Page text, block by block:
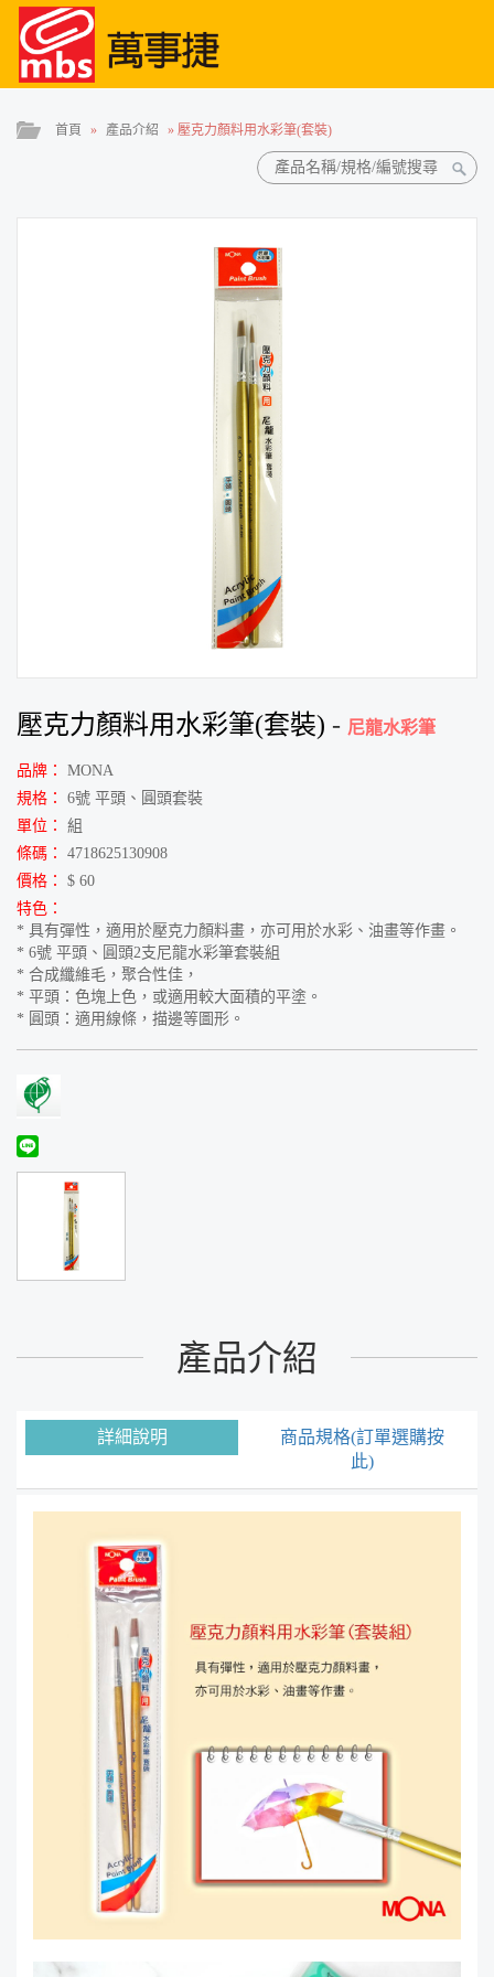
首頁 » 產品介紹 » 壓克力顏料用水彩筆(套裝)
壓克力顏料用水彩筆(套裝) - 尼龍水彩筆
品牌：
MONA
規格：
6號 平頭、圓頭套裝
單位：
組
條碼：
4718625130908
價格：
$ 60
特色：
* 具有彈性，適用於壓克力顏料畫，亦可用於水彩、油畫等作畫。
* 6號 平頭、圓頭2支尼龍水彩筆套裝組
* 合成纖維毛，聚合性佳，
* 平頭：色塊上色，或適用較大面積的平塗。
* 圓頭：適用線條，描邊等圖形。
產品介紹
詳細說明
商品規格(訂單選購按
此)